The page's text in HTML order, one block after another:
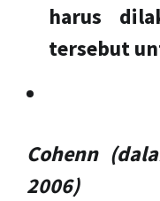
harus
tersebut
Cohenn
2006)